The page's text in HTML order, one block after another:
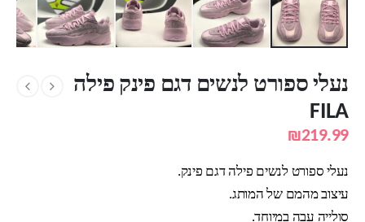
נעלי ספורט לנשים דגם פינק פילה
FILA
₪219.99
נעלי ספורט לנשים פילה דגם פינק.
עיצוב מהמם של המותג.
סולייה עבה במיוחד.